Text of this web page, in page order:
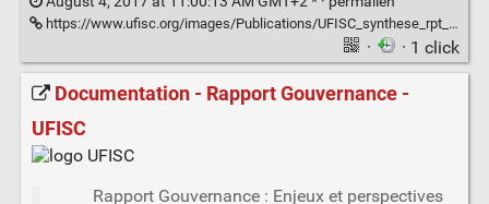
https://www.ufisc.org/images/Publications/UFISC_synthese_rpt_gouvernance.pdf
· · 1 click
Documentation - Rapport Gouvernance -
UFISC
Rapport Gouvernance : Enjeux et perspectives